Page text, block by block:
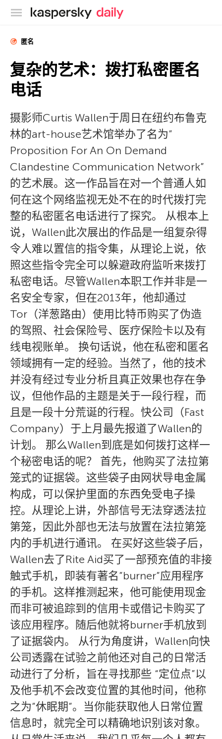
卡巴斯基官方博客
匿名
复杂的艺术：拨打私密匿名
电话
摄影师Curtis Wallen于周日在纽约布鲁克
林的art-house艺术馆举办了名为”
Proposition For An On Demand
Clandestine Communication Network”
的艺术展。这一作品旨在对一个普通人如
何在这个网络监视无处不在的时代拨打完
整的私密匿名电话进行了探究。 从根本上
说，Wallen此次展出的作品是一组复杂得
令人难以置信的指令集，从理论上说，依
照这些指令完全可以躲避政府监听来拨打
私密电话。尽管Wallen本职工作并非是一
名安全专家，但在2013年，他却通过
Tor（洋葱路由）使用比特币购买了伪造
的驾照、社会保险号、医疗保险卡以及有
线电视账单。 换句话说，他在私密和匿名
领域拥有一定的经验。当然了，他的技术
并没有经过专业分析且真正效果也存在争
议，但他作品的主题是关于一段行程，而
且是一段十分荒诞的行程。快公司（Fast
Company）于上月最先报道了Wallen的
计划。 那么Wallen到底是如何拨打这样一
个秘密电话的呢？ 首先，他购买了法拉第
笼式的证据袋。这些袋子由网状导电金属
构成，可以保护里面的东西免受电子操
控。从理论上讲，外部信号无法穿透法拉
第笼，因此外部也无法与放置在法拉第笼
内的手机进行通讯。 在买好这些袋子后，
Wallen去了Rite Aid买了一部预充值的非接
触式手机，即装有著名”burner”应用程序
的手机。这样推测起来，他可能使用现金
而非可被追踪到的信用卡或借记卡购买了
该应用程序。随后他就将burner手机放到
了证据袋内。 从行为角度讲，Wallen向快
公司透露在试验之前他还对自己的日常活
动进行了分析，旨在寻找那些 “定位点”以
及他手机不会改变位置的其他时间，他称
之为”休眠期”。当你能获取他人日常位置
信息时，就完全可以精确地识别该对象。